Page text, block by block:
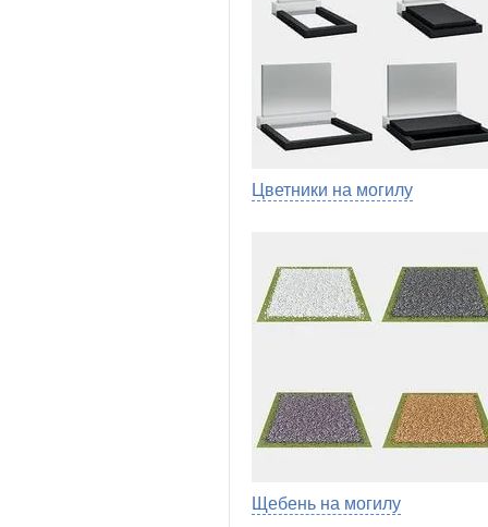
Цветники на могилу
Щебень на могилу